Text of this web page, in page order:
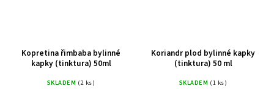
Kopretina řimbaba bylinné
kapky (tinktura) 50ml
SKLADEM (2 ks)
Koriandr plod bylinné kapky
(tinktura) 50 ml
SKLADEM (1 ks)